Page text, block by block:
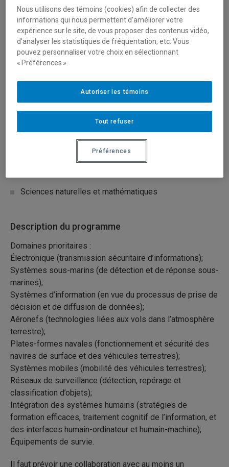
Organisme(s) partenaire(s)
Ministère de la défense nationale (MDN)
Type de financement
Fonctionnement
Mobilisation des connaissances (réseautage, transfert
Sciences naturelles et mathématiques
Description du programme
Domaines prioritaires :
Électronique (transmission sécuritaire d’informations);
Systèmes sous-marins (de détection et de réponse sous-
marines);
Systèmes d’information (en vue du processus de prise de
décision et de diffusion de données);
Aéronefs (technologies liées aux vols dans l’atmosphère
terrestre);
Plates-formes navales (fonctionnement et sécurité des
navires de surface et des véhicules terrestres);
Systèmes mobiles (mobilité des véhicules terrestres);
Réseaux de surveillance (détection, repérage et
classification d’objets);
Intégration des systèmes humains (stratégies de
formation efficaces, traitement cognitif de l’information, et
des interfaces humain-ordinateur et humain-machine);
Équipements de survie.
Il faut prévoir une collaboration avec au moins un
Nous utilisons des témoins (cookies) afin de collecter des
informations qui nous permettent d’améliorer votre
expérience sur le site, de vous proposer des contenus vidéo,
d’analyser les statistiques de fréquentation, etc. Vous
pouvez personnaliser votre choix en sélectionnant
« Préférences ».
Tout refuser
Autoriser les témoins
Préférences